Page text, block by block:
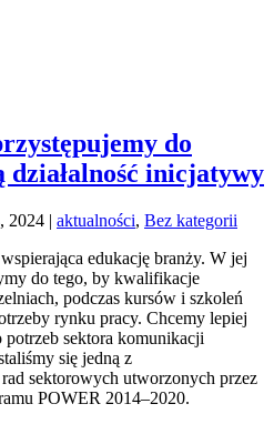
do
działalność inicjatywy
2024 | aktualności, Bez kategorii
edukację branży. W jej
do tego, by kwalifikacje
podczas kursów i szkoleń
rynku pracy. Chcemy lepiej
potrzeb sektora komunikacji
się jedną z
sektorowych utworzonych przez
POWER 2014–2020.